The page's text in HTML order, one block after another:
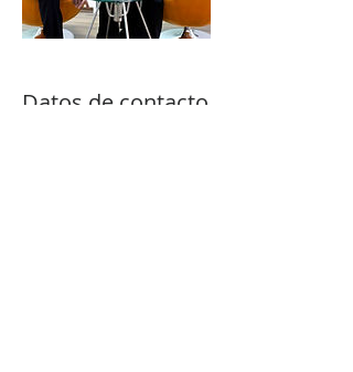
Datos de contacto